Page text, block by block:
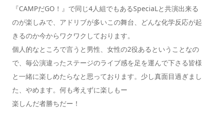
『CAMPだGO！』で同じ4人組でもあるSpeciaLと共演出来る
のが楽しみで、アドリブが多いこの舞台、どんな化学反応が起
きるのか今からワクワクしております。
個人的なところで言うと男性、女性の2役あるということなの
で、毎公演違ったステージのライブ感を足を運んで下さる皆様
と一緒に楽しめたらなと思っております。少し真面目過ぎまし
た、やめます。何も考えずに楽しもー
楽しんだ者勝ちだー！